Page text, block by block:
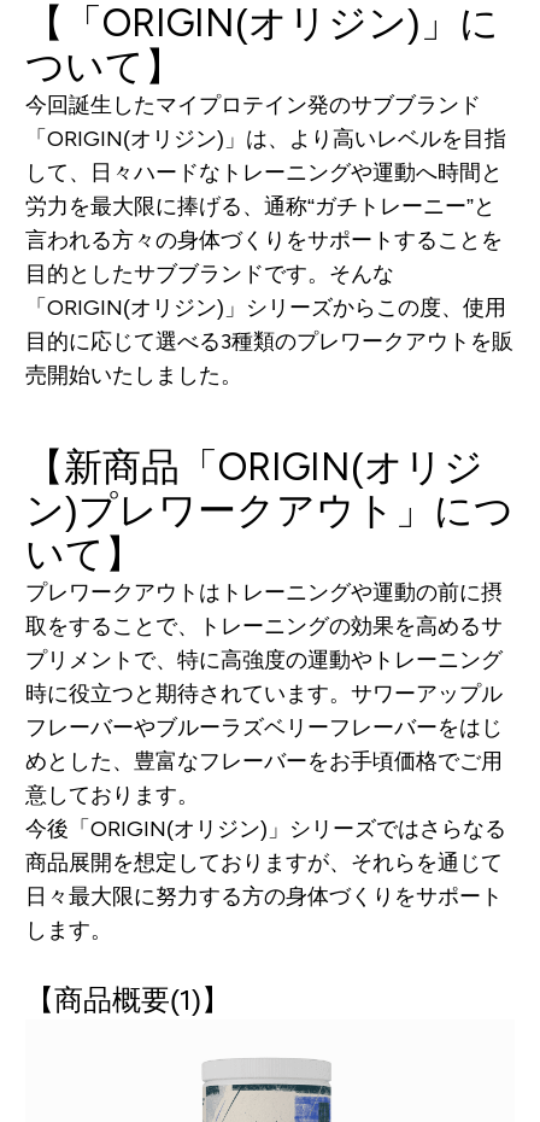
【「ORIGIN(オリジン)」に
ついて】
今回誕生したマイプロテイン発のサブブランド
「ORIGIN(オリジン)」は、より高いレベルを目指
して、日々ハードなトレーニングや運動へ時間と
労力を最大限に捧げる、通称“ガチトレーニー”と
言われる方々の身体づくりをサポートすることを
目的としたサブブランドです。そんな
「ORIGIN(オリジン)」シリーズからこの度、使用
目的に応じて選べる3種類のプレワークアウトを販
売開始いたしました。
【新商品「ORIGIN(オリジ
ン)プレワークアウト」につ
いて】
プレワークアウトはトレーニングや運動の前に摂
取をすることで、トレーニングの効果を高めるサ
プリメントで、特に高強度の運動やトレーニング
時に役立つと期待されています。サワーアップル
フレーバーやブルーラズベリーフレーバーをはじ
めとした、豊富なフレーバーをお手頃価格でご用
意しております。
今後「ORIGIN(オリジン)」シリーズではさらなる
商品展開を想定しておりますが、それらを通じて
日々最大限に努力する方の身体づくりをサポート
します。
【商品概要(1)】